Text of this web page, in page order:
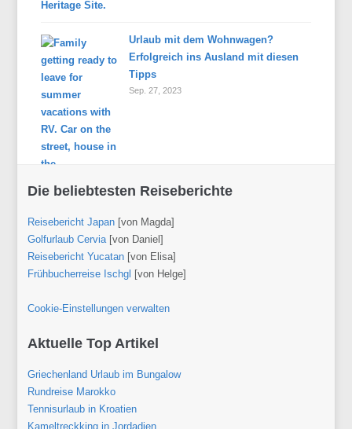
Urlaub mit dem Wohnwagen?
Erfolgreich ins Ausland mit diesen
Tipps
Sep. 27, 2023
Die beliebtesten Reiseberichte
Reisebericht Japan[von Magda]
Golfurlaub Cervia[von Daniel]
Reisebericht Yucatan[von Elisa]
Frühbucherreise Ischgl [von Helge]
Cookie-Einstellungen verwalten
Aktuelle Top Artikel
Griechenland Urlaub im Bungalow
Rundreise Marokko
Tennisurlaub in Kroatien
Kameltreckking in Jordadien